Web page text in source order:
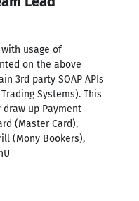
usage of
on the above
3rd party SOAP APIs
Systems). This
draw up Payment
(Master Card),
(Mony Bookers),